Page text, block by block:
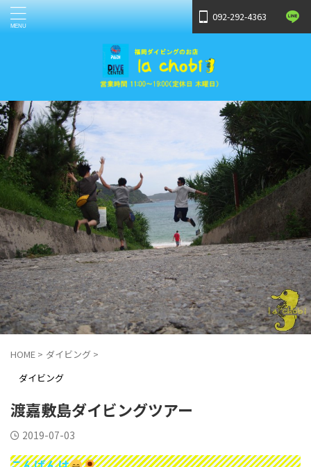
092-292-4363
HOME > ダイビング >
ダイビング
渡嘉敷島ダイビングツアー
2019-07-03